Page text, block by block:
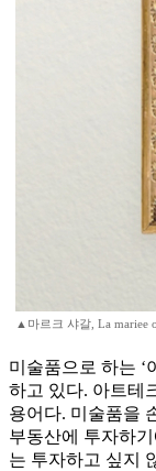
▲마르크 샤갈, La mariee
미술품으로 하는 ‘
하고 있다. 아트테
용어다. 미술품을
부동산에 투자하
는 투자하고 싶지